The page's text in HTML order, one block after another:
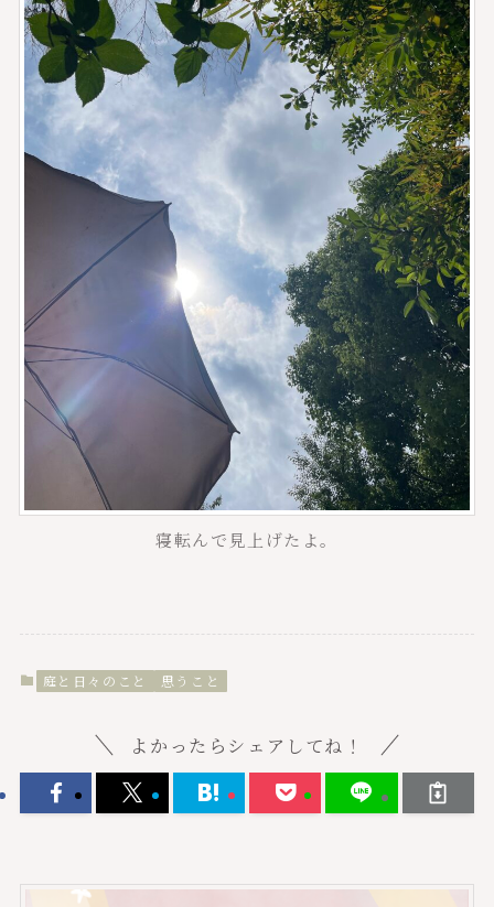
寝転んで見上げたよ。
庭と日々のこと 思うこと
よかったらシェアしてね！